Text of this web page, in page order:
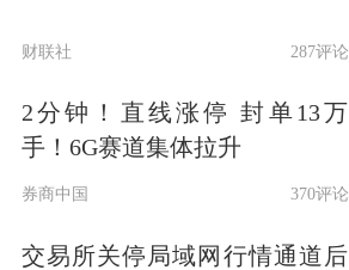
2025-08-21 10 -0.33 -1.47
财联社 287评论
2分钟！直线涨停 封单13万
手！6G赛道集体拉升
券商中国 370评论
交易所关停局域网行情通道后